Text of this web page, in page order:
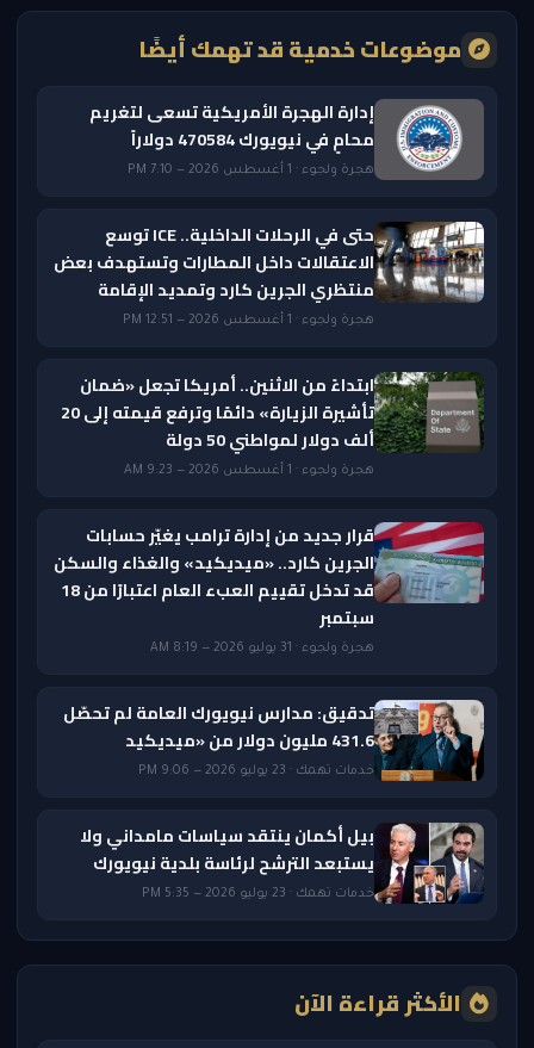
موضوعات خدمية قد تهمك أيضًا
إدارة الهجرة الأمريكية تسعى لتغريم
محامٍ في نيويورك 470584 دولاراً
هجرة ولجوء · 1 أغسطس 2026 — 7:10 PM
حتى في الرحلات الداخلية.. ICE توسع
الاعتقالات داخل المطارات وتستهدف بعض
منتظري الجرين كارد وتمديد الإقامة
هجرة ولجوء · 1 أغسطس 2026 — 12:51 PM
ابتداءً من الاثنين.. أمريكا تجعل «ضمان
تأشيرة الزيارة» دائمًا وترفع قيمته إلى 20
ألف دولار لمواطني 50 دولة
هجرة ولجوء · 1 أغسطس 2026 — 9:23 AM
قرار جديد من إدارة ترامب يغيّر حسابات
الجرين كارد.. «ميديكيد» والغذاء والسكن
قد تدخل تقييم العبء العام اعتبارًا من 18
سبتمبر
هجرة ولجوء · 31 يوليو 2026 — 8:19 AM
تدقيق: مدارس نيويورك العامة لم تحصّل
431.6 مليون دولار من «ميديكيد
خدمات تهمك · 23 يوليو 2026 — 9:06 PM
بيل أكمان ينتقد سياسات مامداني ولا
يستبعد الترشح لرئاسة بلدية نيويورك
خدمات تهمك · 23 يوليو 2026 — 5:35 PM
الأكثر قراءة الآن